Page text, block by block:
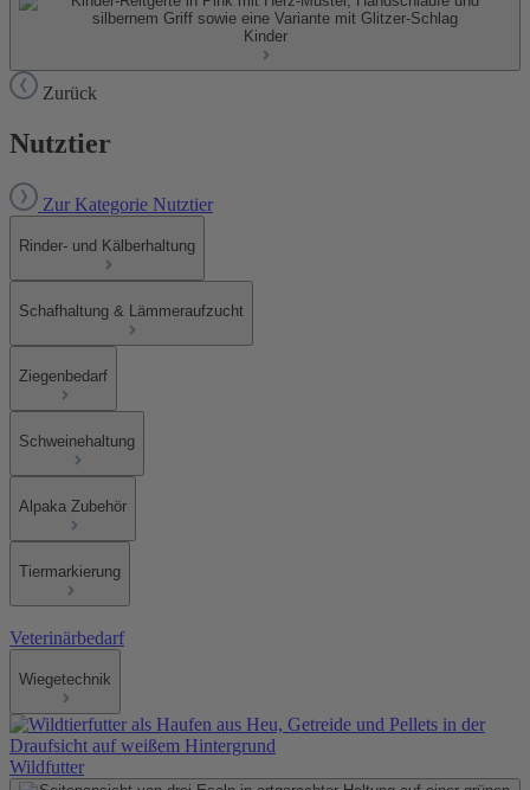
Kinder
Zurück
Nutztier
Zur Kategorie Nutztier
Rinder- und Kälberhaltung
Schafhaltung & Lämmeraufzucht
Ziegenbedarf
Schweinehaltung
Alpaka Zubehör
Tiermarkierung
Veterinärbedarf
Wiegetechnik
Wildfutter